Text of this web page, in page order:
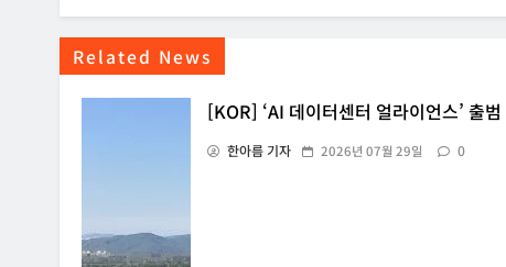
Related News
[KOR] ‘AI 데이터센터 얼라이언스’ 출범
한아름 기자 2026년 07월 29일 0